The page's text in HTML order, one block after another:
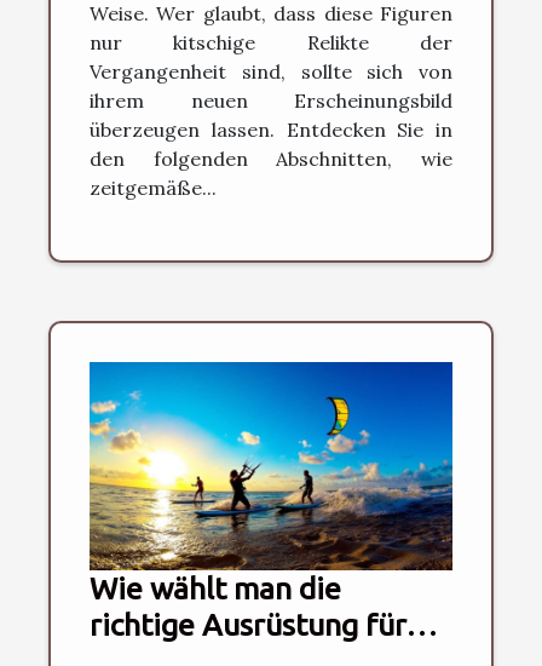
Weise. Wer glaubt, dass diese Figuren
nur kitschige Relikte der
Vergangenheit sind, sollte sich von
ihrem neuen Erscheinungsbild
überzeugen lassen. Entdecken Sie in
den folgenden Abschnitten, wie
zeitgemäße...
Wie wählt man die
richtige Ausrüstung für